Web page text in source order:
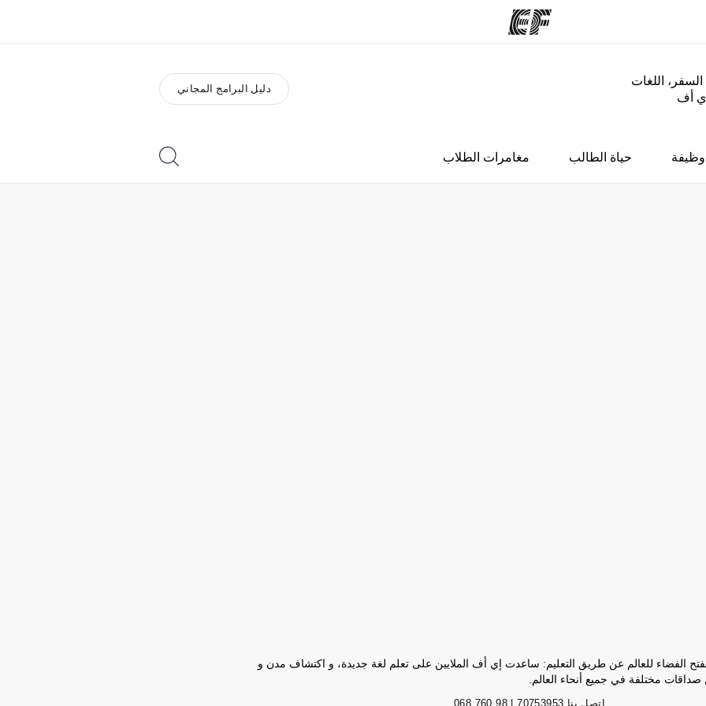
وظائف
السفر، اللغات
أف
دليل البرامج المجاني
وظيفة حياة الطالب مغامرات الطلاب
الفضاء للعالم عن طريق التعليم: ساعدت إي أف الملايين على تعلم لغة جديدة، و اكتشاف مدن و
مختلفة في جميع أنحاء العالم.
إتصل بنا 70753953 | 98 760 068